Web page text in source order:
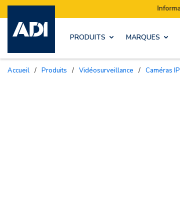
Information | Déménagement de notre stock :
PRODUITS MARQUES
Accueil / Produits / Vidéosurveillance / Caméras IP